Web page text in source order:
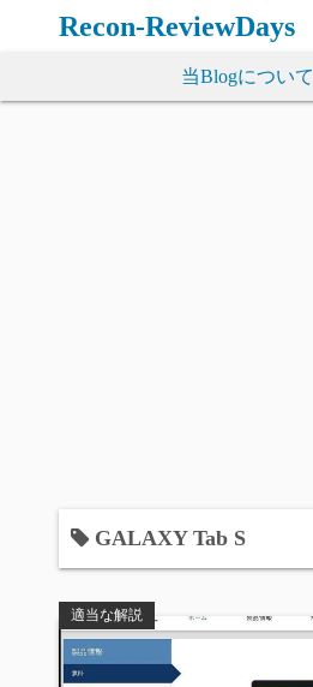
ン
Recon-ReviewDays
当Blogについて
GALAXY Tab S
適当な解説